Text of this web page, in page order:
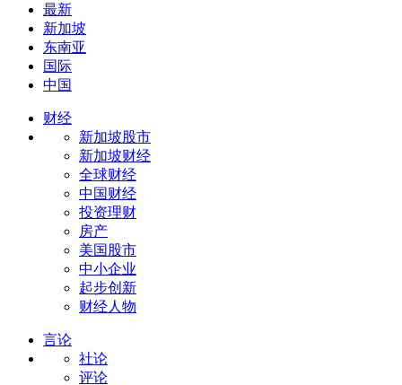
最新
新加坡
东南亚
国际
中国
财经
新加坡股市
新加坡财经
全球财经
中国财经
投资理财
房产
美国股市
中小企业
起步创新
财经人物
言论
社论
评论